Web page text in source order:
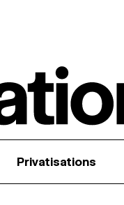
Privatisations